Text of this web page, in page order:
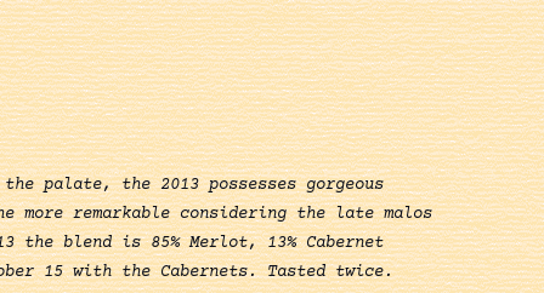
palate, the 2013 possesses gorgeous
remarkable considering the late malos
blend is 85% Merlot, 13% Cabernet
15 with the Cabernets. Tasted twice.